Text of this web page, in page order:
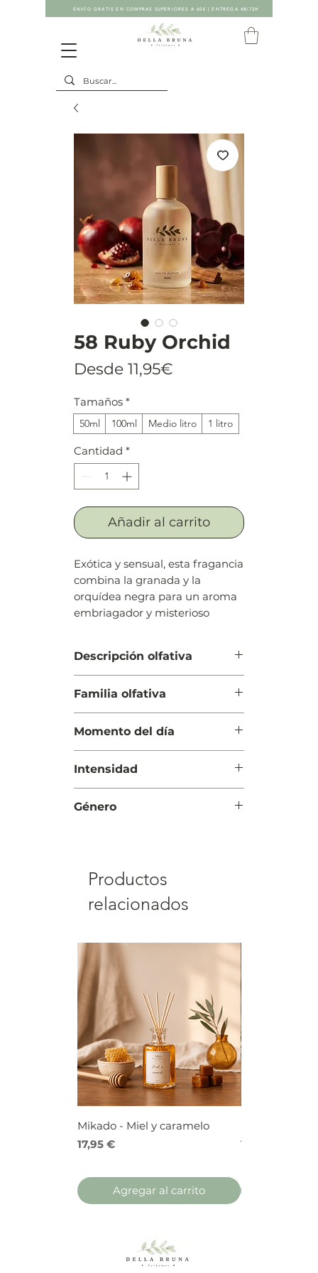
ENVÍO GRATIS EN COMPRAS SUPERIORES A 60€ | ENTREGA 48/72H
58 Ruby Orchid
Desde 11,95€
Tamaños *
50ml 100ml Medio litro 1 litro
Cantidad *
Añadir al carrito
Exótica y sensual, esta fragancia
combina la granada y la
orquídea negra para un aroma
embriagador y misterioso
Descripción olfativa
Cuerpo: Flor de loto y orquídea
Fondo: Violeta, ámbar, almizcle y
caoba
Familia olfativa
Momento del día
Intensidad
Género
Productos
relacionados
Mikado - Miel y caramelo
Precio
17,95 €
Agregar al carrito
Precio
17,95 €